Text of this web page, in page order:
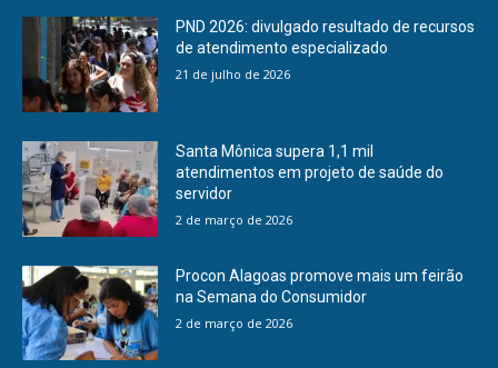
PND 2026: divulgado resultado de recursos
de atendimento especializado
21 de julho de 2026
Santa Mônica supera 1,1 mil
atendimentos em projeto de saúde do
servidor
2 de março de 2026
Procon Alagoas promove mais um feirão
na Semana do Consumidor
2 de março de 2026